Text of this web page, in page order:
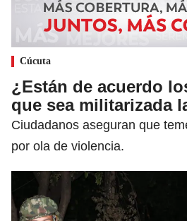
Cúcuta
¿Están de acuerdo
que sea militarizada
Ciudadanos aseguran que
por ola de violencia.